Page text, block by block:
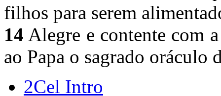
filhos para serem
14 Alegre e contente com
ao Papa o sagrado oráculo
2Cel Intro